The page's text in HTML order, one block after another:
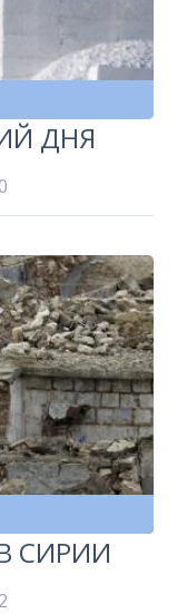
ДНЯ
СИРИИ